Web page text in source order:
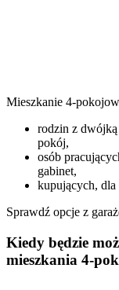
Mieszkanie 4-
rodzin z dwójką
pokój,
osób
gabinet,
kupujących, dla
Sprawdź opcje z
Kiedy będzie
mieszkania 4-